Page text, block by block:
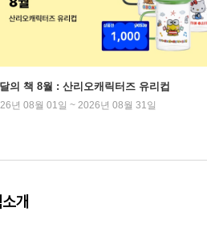
의 책 8월 : 산리오캐릭터즈 유리컵
년 08월 01일 ~ 2026년 08월 31일
개